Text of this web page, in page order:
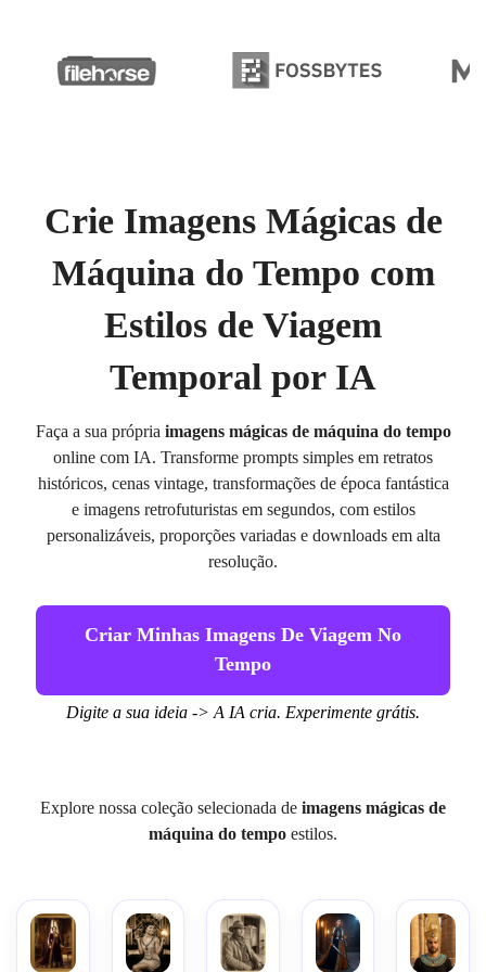
Crie Imagens Mágicas de
Máquina do Tempo com
Estilos de Viagem
Temporal por IA
Faça a sua própria imagens mágicas de máquina do tempo
online com IA. Transforme prompts simples em retratos
históricos, cenas vintage, transformações de época fantástica
e imagens retrofuturistas em segundos, com estilos
personalizáveis, proporções variadas e downloads em alta
resolução.
Criar Minhas Imagens De Viagem No
Tempo
Digite a sua ideia -> A IA cria. Experimente grátis.
Explore nossa coleção selecionada de imagens mágicas de
máquina do tempo estilos.